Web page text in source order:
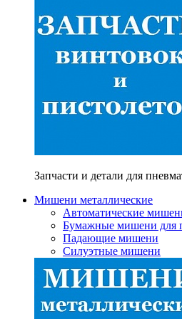
Запчасти и детали для
Мишени металлические
Автоматические
Бумажные мишени для
Падающие мишени
Силуэтные мишени